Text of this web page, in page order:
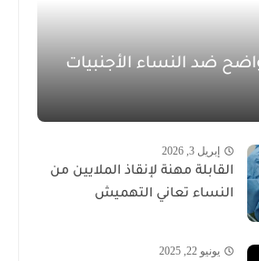
ضد النساء الأجنبيات
إبريل 3, 2026
القابلة مهنة لإنقاذ الملايين من
النساء تعاني التهميش
يونيو 22, 2025